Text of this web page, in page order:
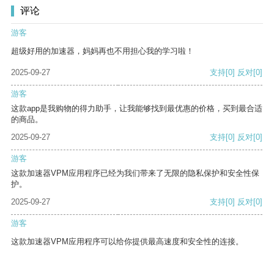
评论
游客
超级好用的加速器，妈妈再也不用担心我的学习啦！
2025-09-27 支持[0] 反对[0]
游客
这款app是我购物的得力助手，让我能够找到最优惠的价格，买到最合适
的商品。
2025-09-27
支持[0] 反对[0]
游客
这款加速器VPM应用程序已经为我们带来了无限的隐私保护和安全性保
护。
2025-09-27
支持[0] 反对[0]
游客
这款加速器VPM应用程序可以给你提供最高速度和安全性的连接。